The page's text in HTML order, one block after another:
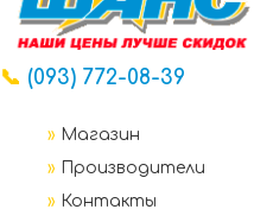
📞 (093) 772-08-39
» Магазин
»
Производители
» Контакты